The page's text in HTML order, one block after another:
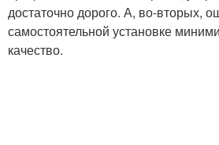
достаточно дорого. А, во-вторых,
самостоятельной установке
качество.